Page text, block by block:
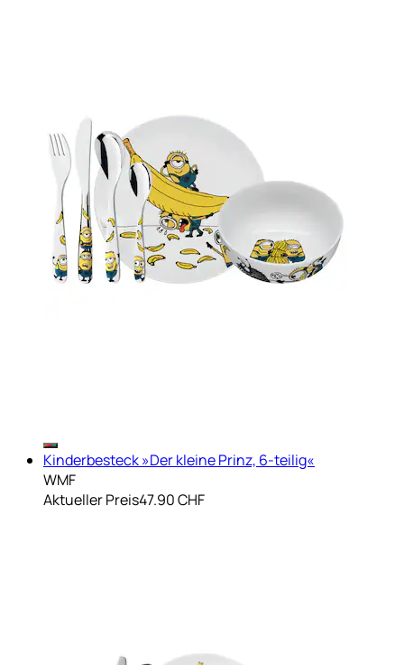
Kinderbesteck »Der kleine Prinz, 6-teilig«
WMF
Aktueller Preis47.90 CHF